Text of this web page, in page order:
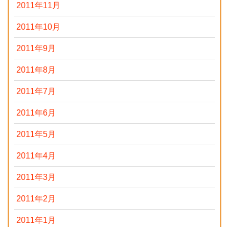
2011年11月
2011年10月
2011年9月
2011年8月
2011年7月
2011年6月
2011年5月
2011年4月
2011年3月
2011年2月
2011年1月